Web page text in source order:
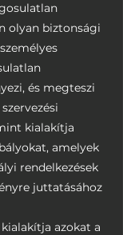
olyan biztonsági
és megteszi
kialakítja
amelyek
rendelkezések
juttatásához
azokat a